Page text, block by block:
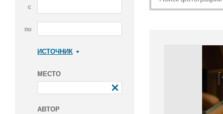
с
по
ИСТОЧНИК
МЕСТО
АВТОР